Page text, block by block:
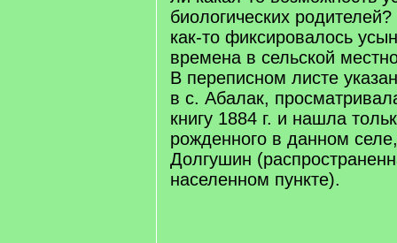
биологических
как-то фиксировалось
времена в сельской
В переписном листе
в с. Абалак,
книгу 1884 г. и нашла
рожденного в данном
Долгушин
населенном пункте).